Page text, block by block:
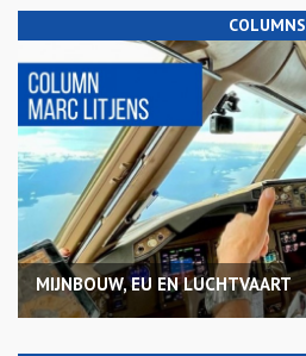
COLUMNS
MIJNBOUW, EU EN LUCHTVAART